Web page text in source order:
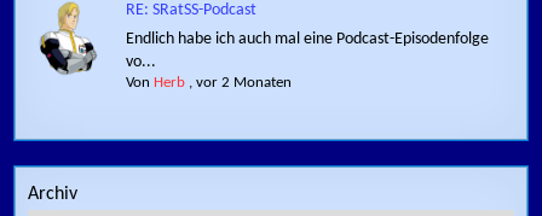
RE: SRatSS-Podcast
Endlich habe ich auch mal eine Podcast-Episodenfolge
vo...
Von Herb ,vor 2 Monaten
Archiv